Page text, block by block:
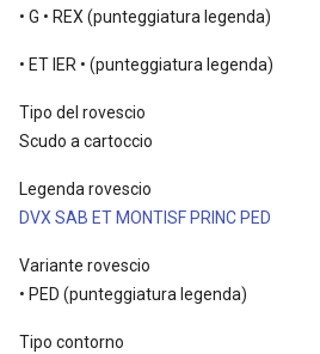
• G • REX (punteggiatura legenda)
• ET IER • (punteggiatura legenda)
Tipo del rovescio
Scudo a cartoccio
Legenda rovescio
DVX SAB ET MONTISF PRINC PED
Variante rovescio
• PED (punteggiatura legenda)
Tipo contorno